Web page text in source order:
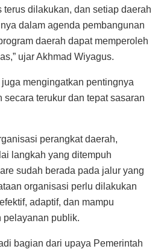
terus dilakukan, dan setiap daerah
dalam agenda pembangunan
daerah dapat memperoleh
ujar Akhmad Wiyagus.
mengingatkan pentingnya
secara terukur dan tepat sasaran
perangkat daerah,
langkah yang ditempuh
sudah berada pada jalur yang
organisasi perlu dilakukan
adaptif, dan mampu
pelayanan publik.
bagian dari upaya Pemerintah